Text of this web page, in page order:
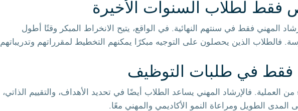
فقط لطلاب السنوات الأخيرة
المهني فقط في سنتهم النهائية. في الواقع، يتيح الانخراط المبكر وقتًا أطول
فالطلاب الذين يحصلون على التوجيه مبكرًا يمكنهم التخطيط لمقرراتهم وتدريباتهم
فقط في طلبات التوظيف
العملية. فالإرشاد المهني يساعد الطلاب أيضًا في تحديد الأهداف، والتقييم الذاتي،
المدى الطويل ومراعاة النمو الأكاديمي والمهني معًا.